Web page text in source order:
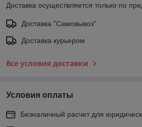
Доставка осуществляется только по
Доставка "Самовывоз"
Доставка курьером
Все условия доставки
Условия оплаты
Безналичный расчет для